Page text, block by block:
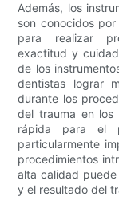
Además, los
son conocidos
para realizar
exactitud y
de los
dentistas lograr
durante los
del trauma en los
rápida para el
particularmente
procedimientos
alta calidad
y el resultado del